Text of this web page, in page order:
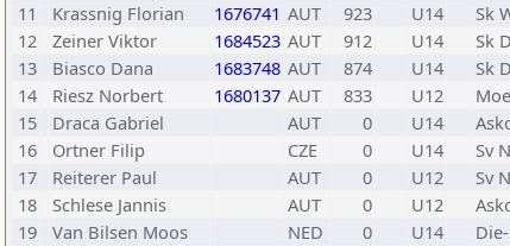
11
Krassnig Florian 1676741 AUT 923 U14
Sk
12
Zeiner Viktor 1684523 AUT 912 U14
Sk
13
Biasco Dana 1683748 AUT 874 U14
Sk
14
Riesz Norbert 1680137 AUT 833 U12
15
Draca Gabriel AUT 0 U14
16
Ortner Filip CZE 0 U14
Sv
17
Reiterer Paul AUT 0 U12
Sv
18
Schlese Jannis AUT 0 U12
19
Van Bilsen Moos NED 0 U14